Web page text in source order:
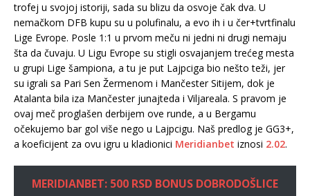
trofej u svojoj istoriji, sada su blizu da osvoje čak dva. U
nemačkom DFB kupu su u polufinalu, a evo ih i u čer+tvrtfinalu
Lige Evrope. Posle 1:1 u prvom meču ni jedni ni drugi nemaju
šta da čuvaju. U Ligu Evrope su stigli osvajanjem trećeg mesta
u grupi Lige šampiona, a tu je put Lajpciga bio nešto teži, jer
su igrali sa Pari Sen Žermenom i Mančester Sitijem, dok je
Atalanta bila iza Mančester junajteda i Viljareala. S pravom je
ovaj meč proglašen derbijem ove runde, a u Bergamu
očekujemo bar gol više nego u Lajpcigu. Naš predlog je GG3+,
a koeficijent za ovu igru u kladionici Meridianbet iznosi 2.02.
MERIDIANBET: 500 RSD BONUS DOBRODOŠLICE